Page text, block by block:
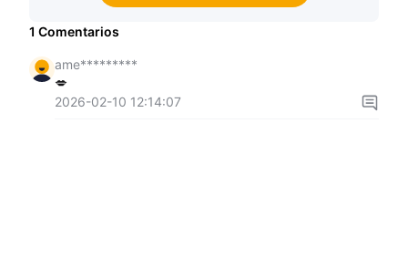
1 Comentarios
ame*********
💋
2026-02-10 12:14:07